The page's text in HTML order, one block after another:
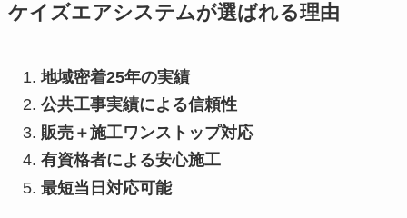
ケイズエアシステムが選ばれる理由
地域密着25年の実績
公共工事実績による信頼性
販売＋施工ワンストップ対応
有資格者による安心施工
最短当日対応可能